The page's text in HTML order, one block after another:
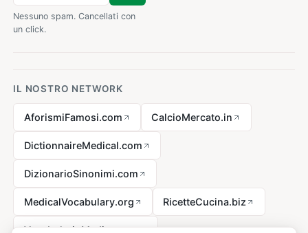
Nessuno spam. Cancellati con
un click.
IL NOSTRO NETWORK
AforismiFamosi.com CalcioMercato.in
DictionnaireMedical.com
DizionarioSinonimi.com
MedicalVocabulary.org RicetteCucina.biz
VocabolarioMedico.com